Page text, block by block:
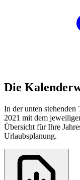
Die
In der unten
2021 mit dem
Übersicht für Ihre
Urlaubsplanung.